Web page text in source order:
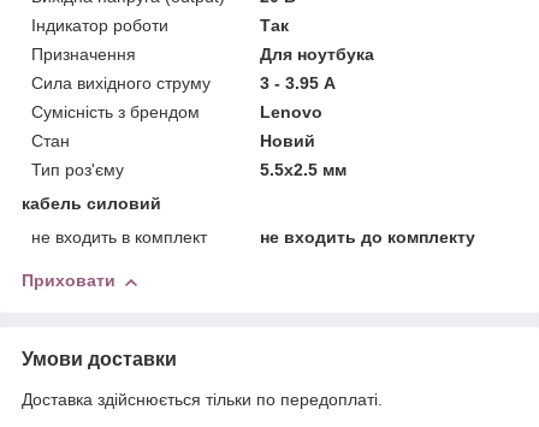
Індикатор роботи
Так
Призначення
Для ноутбука
Сила вихідного струму
3 - 3.95 А
Сумісність з брендом
Lenovo
Стан
Новий
Тип роз'єму
5.5x2.5 мм
кабель силовий
не входить в комплект
не входить до комплекту
Приховати
Умови доставки
Доставка здійснюється тільки по передоплаті.